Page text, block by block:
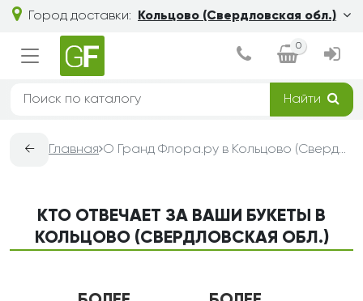
Город доставки: Кольцово (Свердловская обл.)
0
Найти
← Главная О Гранд Флора.ру в Кольцово (Свердловская обл.) — доставка букетов из цветов
КТО ОТВЕЧАЕТ ЗА ВАШИ БУКЕТЫ В
КОЛЬЦОВО (СВЕРДЛОВСКАЯ ОБЛ.)